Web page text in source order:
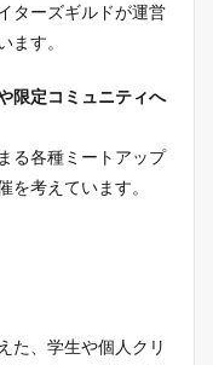
ターズギルドが運営
ます。
限定コミュニティへ
る各種ミートアップ
考えています。
た、学生や個人クリ